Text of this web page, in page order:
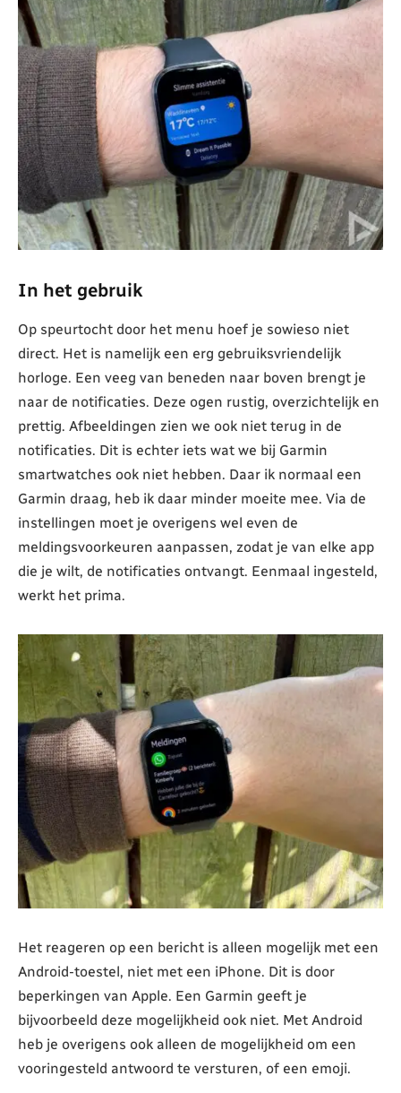
In het gebruik
Op speurtocht door het menu hoef je sowieso niet
direct. Het is namelijk een erg gebruiksvriendelijk
horloge. Een veeg van beneden naar boven brengt je
naar de notificaties. Deze ogen rustig, overzichtelijk en
prettig. Afbeeldingen zien we ook niet terug in de
notificaties. Dit is echter iets wat we bij Garmin
smartwatches ook niet hebben. Daar ik normaal een
Garmin draag, heb ik daar minder moeite mee. Via de
instellingen moet je overigens wel even de
meldingsvoorkeuren aanpassen, zodat je van elke app
die je wilt, de notificaties ontvangt. Eenmaal ingesteld,
werkt het prima.
Het reageren op een bericht is alleen mogelijk met een
Android-toestel, niet met een iPhone. Dit is door
beperkingen van Apple. Een Garmin geeft je
bijvoorbeeld deze mogelijkheid ook niet. Met Android
heb je overigens ook alleen de mogelijkheid om een
vooringesteld antwoord te versturen, of een emoji.